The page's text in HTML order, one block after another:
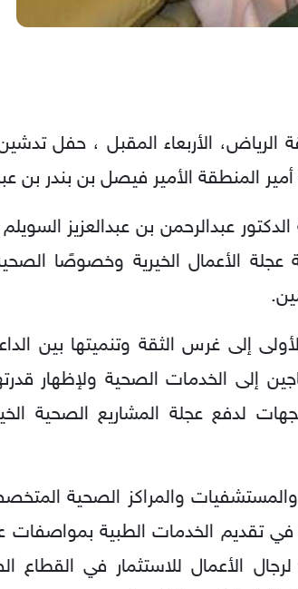
الرياض، الأربعاء المقبل ، حفل
أمير المنطقة الأمير فيصل بن بندر بن
عبدالرحمن بن عبدالعزيز
عجلة الأعمال الخيرية وخصوصًا
إلى غرس الثقة وتنميتها بين
إلى الخدمات الصحية ولإظهار
لدفع عجلة المشاريع الصحية
والمراكز الصحية
تقديم الخدمات الطبية بمواصفات
الأعمال للاستثمار في القطاع